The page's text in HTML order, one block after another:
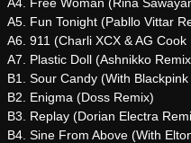
А4. Free Woman (Rina
А5. Fun Tonight (Pabllo Vittar
А6. 911 (Charli XCX & AG Cook
А7. Plastic Doll (Ashnikko
В1. Sour Candy (With
В2. Enigma (Doss Remix)
В3. Replay (Dorian Electra
В4. Sine From Above (With